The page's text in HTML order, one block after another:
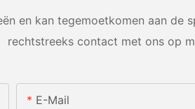
en kan tegemoetkomen aan
rechtstreeks contact met ons op
E-Mail